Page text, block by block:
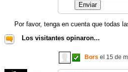
Por favor, tenga en cuenta que todas
Los visitantes opinaron...
Bors el 15 de